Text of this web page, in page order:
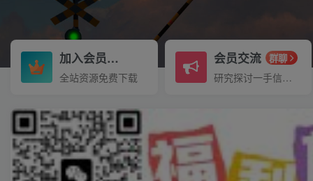
加入会员3.3折
全站资源免费下载
会员交流 群聊
研究探讨一手信息差